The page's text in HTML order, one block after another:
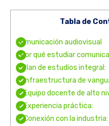
Tabla de
Comunicación audiovisual
¿Por qué estudiar
1. Plan de estudios integral:
2. Infraestructura de
3. Equipo docente de alto
4. Experiencia práctica:
5. Conexión con la industria: